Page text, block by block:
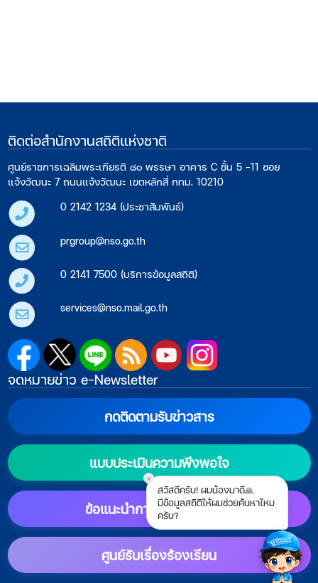
x
สวัสดีครับ! ผมน้องมาดี🙏
มีข้อมูลสถิติให้ผมช่วยค้นหาไหม
ครับ?
ติดต่อสำนักงานสถิติแห่งชาติ
ศูนย์ราชการเฉลิมพระเกียรติ ๘๐ พรรษา อาคาร C ชั้น 5 -11 ซอย
แจ้งวัฒนะ 7 ถนนแจ้งวัฒนะ เขตหลักสี่ กทม. 10210
0 2142 1234 (ประชาสัมพันธ์)
prgroup@nso.go.th
0 2141 7500 (บริการข้อมูลสถิติ)
services@nso.mail.go.th
จดหมายข่าว e-Newsletter
กดติดตามรับข่าวสาร
แบบประเมินความพึงพอใจ
ข้อแนะนำการตั้งค่าแสดงผล
ศูนย์รับเรื่องร้องเรียน